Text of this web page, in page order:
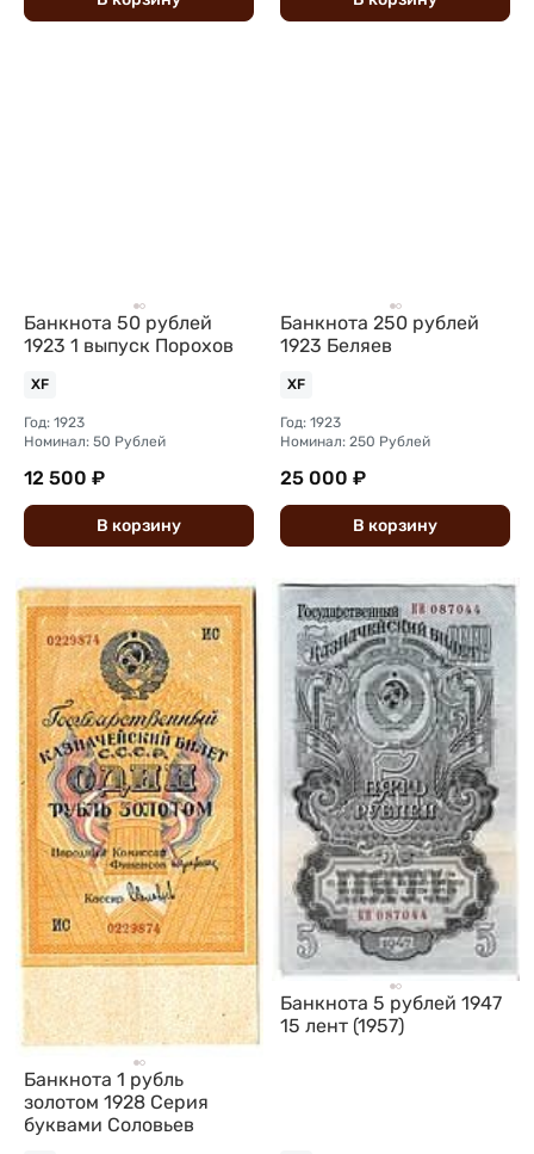
Банкнота 50 рублей
1923 1 выпуск Порохов
XF
Год: 1923
Номинал: 50 Рублей
12 500 ₽
В корзину
Банкнота 250 рублей
1923 Беляев
XF
Год: 1923
Номинал: 250 Рублей
25 000 ₽
В корзину
Банкнота 1 рубль
золотом 1928 Серия
буквами Соловьев
Банкнота 5 рублей 1947
15 лент (1957)